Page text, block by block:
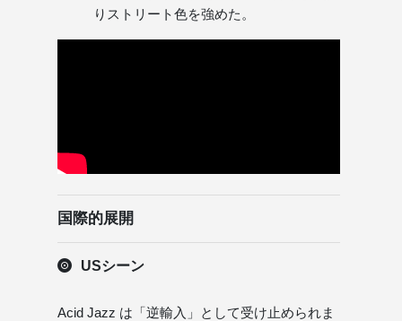
りストリート色を強めた。
国際的展開
USシーン
Acid Jazz は「逆輸入」として受け止められま